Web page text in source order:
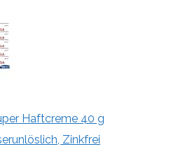
Haftcreme 40 g
Zinkfrei